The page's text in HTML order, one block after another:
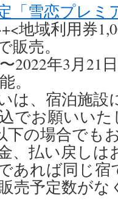
「雪恋プレミ
地域利用券
販売。
2022年3月21
。
は、宿泊施設
でお願いいた
下の場合でも
、払い戻し
あれば同じ宿
売予定数が